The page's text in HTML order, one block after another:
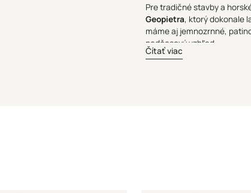
Pre tradičné stavby a
Geopietra, ktorý dokonale
máme aj jemnozrnné,
nadčasový vzhľad.
Čítať viac